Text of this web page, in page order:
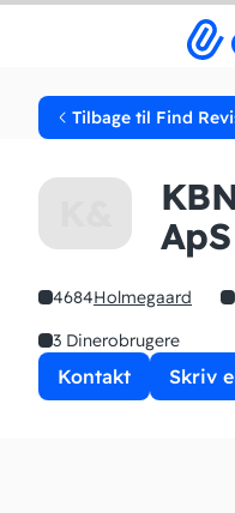
Tilbage til Find
ApS
4684Holmegaard
3 Dinerobrugere
Kontakt Skriv